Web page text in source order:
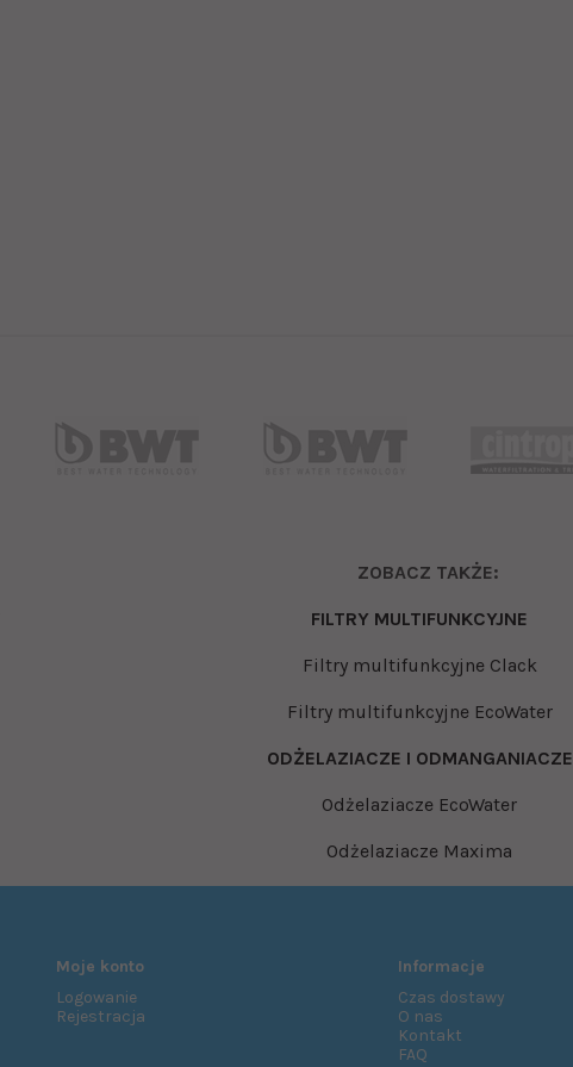
ZOBACZ TAKŻE:
FILTRY MULTIFUNKCYJNE
Filtry multifunkcyjne Clack
Filtry multifunkcyjne EcoWater
ODŻELAZIACZE I ODMANGANIACZE
Odżelaziacze EcoWater
Odżelaziacze Maxima
Moje konto
Logowanie
Rejestracja
Informacje
Czas dostawy
O nas
Kontakt
FAQ